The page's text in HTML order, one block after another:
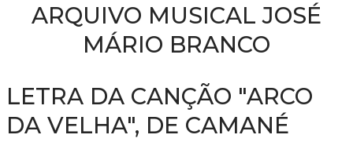
ARQUIVO MUSICAL JOSÉ
MÁRIO BRANCO
LETRA DA CANÇÃO "ARCO
DA VELHA", DE CAMANÉ